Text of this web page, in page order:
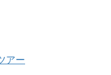
アー